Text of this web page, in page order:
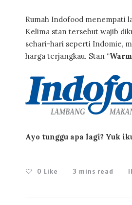
Rumah Indofood menempati
Kelima stan tersebut wajib
sehari-hari seperti Indomie,
harga terjangkau. Stan “
Ayo tunggu apa lagi? Yuk
0 Like 3 mins read